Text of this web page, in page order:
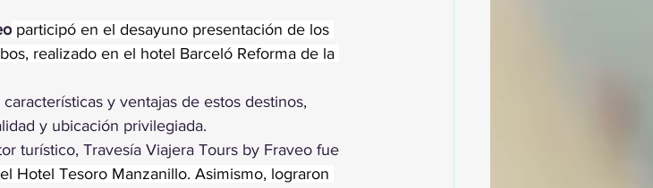
participó en el desayuno presentación de los
realizado en el hotel Barceló Reforma de la
y ventajas de estos destinos,
y ubicación privilegiada.
turístico, Travesía Viajera Tours by Fraveo fue
Hotel Tesoro Manzanillo. Asimismo, lograron